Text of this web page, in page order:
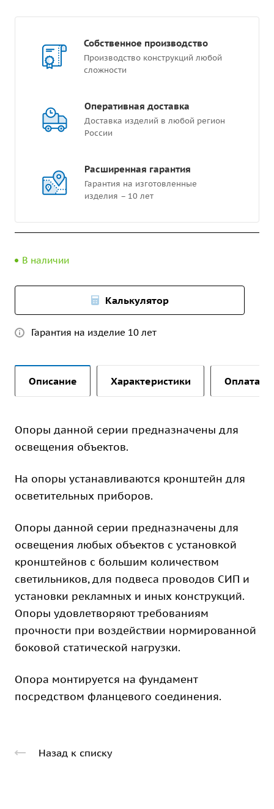
Собственное производство
Производство конструкций любой
сложности
Оперативная доставка
Доставка изделий в любой регион
России
Расширенная гарантия
Гарантия на изготовленные
изделия – 10 лет
В наличии
Калькулятор
Гарантия на изделие 10 лет
Описание Характеристики Оплата и
Опоры данной серии предназначены для
освещения объектов.
На опоры устанавливаются кронштейн для
осветительных приборов.
Опоры данной серии предназначены для
освещения любых объектов с установкой
кронштейнов с большим количеством
светильников, для подвеса проводов СИП и
установки рекламных и иных конструкций.
Опоры удовлетворяют требованиям
прочности при воздействии нормированной
боковой статической нагрузки.
Опора монтируется на фундамент
посредством фланцевого соединения.
Назад к списку